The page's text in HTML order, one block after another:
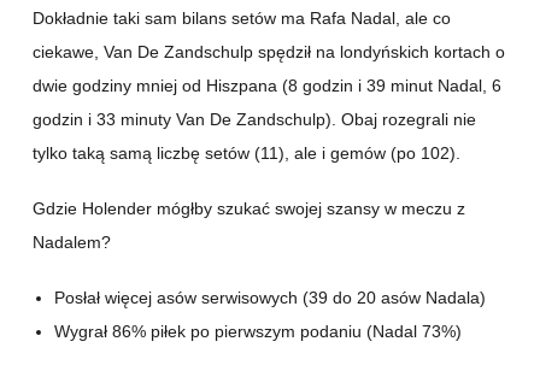
Dokładnie taki sam bilans setów ma Rafa Nadal, ale co
ciekawe, Van De Zandschulp spędził na londyńskich kortach o
dwie godziny mniej od Hiszpana (8 godzin i 39 minut Nadal, 6
godzin i 33 minuty Van De Zandschulp). Obaj rozegrali nie
tylko taką samą liczbę setów (11), ale i gemów (po 102).
Gdzie Holender mógłby szukać swojej szansy w meczu z
Nadalem?
Posłał więcej asów serwisowych (39 do 20 asów Nadala)
Wygrał 86% piłek po pierwszym podaniu (Nadal 73%)